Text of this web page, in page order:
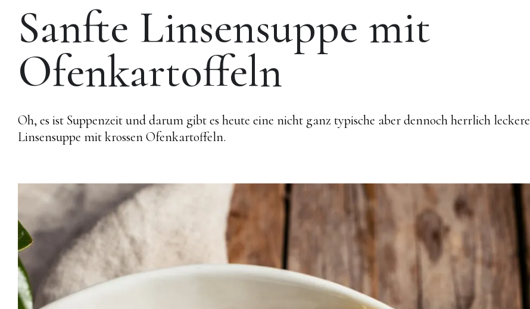
Sanfte Linsensuppe mit
Ofenkartoffeln
Oh, es ist Suppenzeit und darum gibt es heute eine nicht ganz typische aber dennoch herrlich leckere
Linsensuppe mit krossen Ofenkartoffeln.